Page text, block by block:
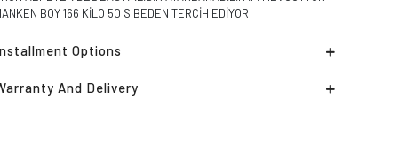
BOY 166 KİLO 50 S BEDEN TERCİH EDİYOR
Options
And Delivery